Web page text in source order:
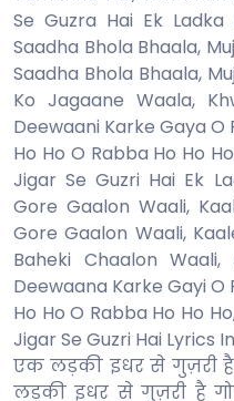
Se Guzra Hai Ek
Saadha Bhola Bhaala,
Saadha Bhola Bhaala,
Ko Jagaane Waala,
Deewaani Karke Gaya O
Ho Ho O Rabba Ho Ho
Jigar Se Guzri Hai Ek
Gore Gaalon Waali,
Gore Gaalon Waali,
Baheki Chaalon
Deewaana Karke Gayi O
Ho Ho O Rabba Ho Ho
Jigar Se Guzri Hai Lyrics
एक लड़की इधर से गुज़री
लड़की इधर से गुज़री है